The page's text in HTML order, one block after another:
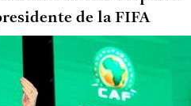
de la FIFA